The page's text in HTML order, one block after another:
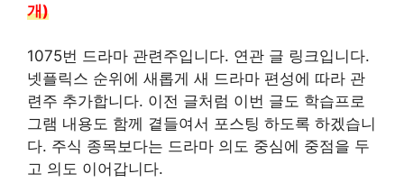
개)
1075번 드라마 관련주입니다. 연관 글 링크입니다.
넷플릭스 순위에 새롭게 새 드라마 편성에 따라 관
련주 추가합니다. 이전 글처럼 이번 글도 학습프로
그램 내용도 함께 곁들여서 포스팅 하도록 하겠습니
다. 주식 종목보다는 드라마 의도 중심에 중점을 두
고 의도 이어갑니다.